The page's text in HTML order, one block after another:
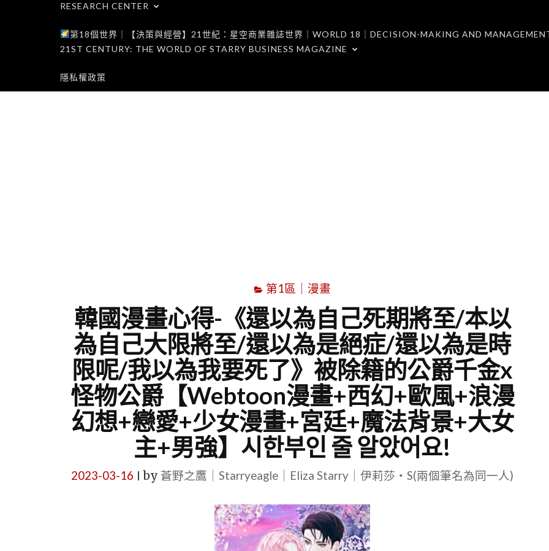
RESEARCH CENTER
第18個世界｜【決策與經營】21世紀：星空商業雜誌世界｜WORLD 18｜DECISION-MAKING AND
21ST CENTURY: THE WORLD OF STARRY BUSINESS MAGAZINE
隱私權政策
第1區｜漫畫
韓國漫畫心得-《還以為自己死期將至/本以
為自己大限將至/還以為是絕症/還以為是時
限呢/我以為我要死了》被除籍的公爵千金x
怪物公爵【Webtoon漫畫+西幻+歐風+浪漫
幻想+戀愛+少女漫畫+宮廷+魔法背景+大女
主+男強】시한부인 줄 알았어요!
2023-03-16 by 蒼野之鷹｜Starryeagle｜Eliza Starry｜伊莉莎・S(兩個筆名為同一人)